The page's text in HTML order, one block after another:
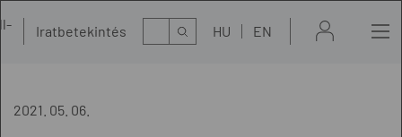
Iratbetekintés Kereső HU EN
2021. 05. 06.